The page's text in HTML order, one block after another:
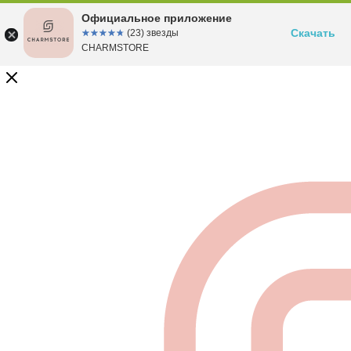
Официальное приложение
☆☆☆☆☆
★★★★★ (23) звезды
CHARMSTORE
Скачать